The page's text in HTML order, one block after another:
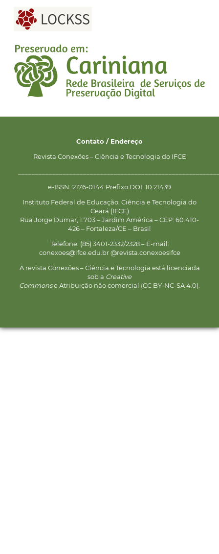
Contato / Endereço
Revista Conexões – Ciência e Tecnologia do IFCE
e-ISSN: 2176-0144 Prefixo DOI: 10.21439
Instituto Federal de Educação, Ciência e Tecnologia do
Ceará (IFCE)
Rua Jorge Dumar, 1.703 – Jardim América – CEP: 60.410-
426 – Fortaleza/CE – Brasil
Telefone: (85) 3401-2332/2328 – E-mail:
conexoes@ifce.edu.br @revista.conexoesifce
A revista Conexões – Ciência e Tecnologia está licenciada
sob a Creative
Commonse Atribuição não comercial (CC BY-NC-SA 4.0).